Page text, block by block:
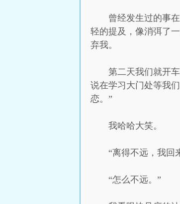
曾经发生过的事
轻的提及，像消弭了
弃我。
第二天我们就开
说在学习大门处等我
恋。”
我哈哈大笑。
“离得不远，我回
“怎么不远。”